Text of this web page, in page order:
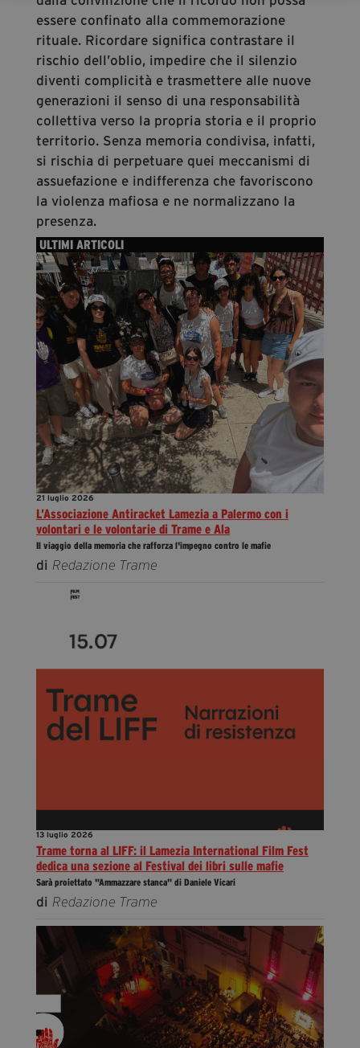
essere confinato alla commemorazione
rituale. Ricordare significa contrastare il
rischio dell’oblio, impedire che il silenzio
diventi complicità e trasmettere alle nuove
generazioni il senso di una responsabilità
collettiva verso la propria storia e il proprio
territorio. Senza memoria condivisa, infatti,
si rischia di perpetuare quei meccanismi di
assuefazione e indifferenza che favoriscono
la violenza mafiosa e ne normalizzano la
presenza.
ULTIMI ARTICOLI
21 luglio 2026
L’Associazione Antiracket Lamezia a Palermo con i
volontari e le volontarie di Trame e Ala
Il viaggio della memoria che rafforza l'impegno contro le mafie
di Redazione Trame
13 luglio 2026
Trame torna al LIFF: il Lamezia International Film Fest
dedica una sezione al Festival dei libri sulle mafie
Sarà proiettato "Ammazzare stanca" di Daniele Vicari
di Redazione Trame